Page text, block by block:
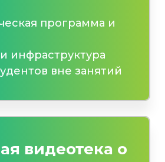
программа и
инфраструктура
вне занятий
видеотека о